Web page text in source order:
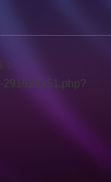
291628,r51.php?